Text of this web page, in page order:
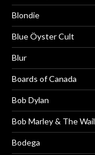
Blondie
Blue Öyster Cult
Blur
Boards of Canada
Bob Dylan
Bob Marley & The
Bodega